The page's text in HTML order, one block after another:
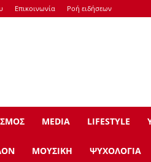
Επικοινωνία Ροή ειδήσεων
ΜEDIA LIFESTYLE
ΜΟΥΣΙΚΗ ΨΥΧΟΛΟΓΙΑ